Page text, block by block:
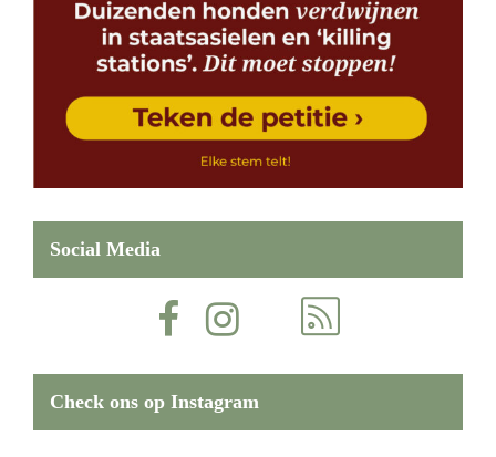
Social Media
Check ons op Instagram